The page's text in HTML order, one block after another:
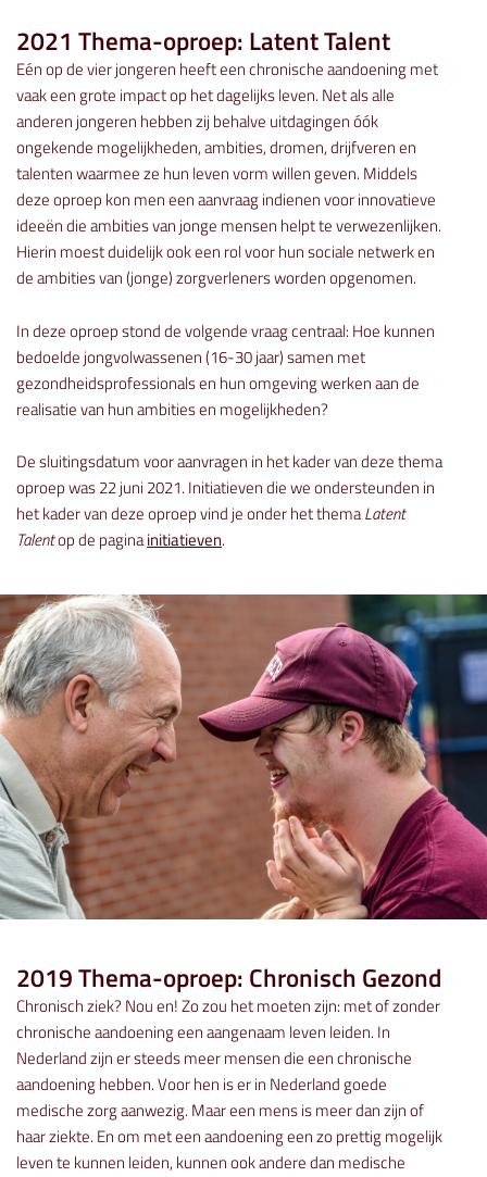
2021 Thema-oproep: Latent Talent
Eén op de vier jongeren heeft een chronische aandoening met
vaak een grote impact op het dagelijks leven. Net als alle
anderen jongeren hebben zij behalve uitdagingen óók
ongekende mogelijkheden, ambities, dromen, drijfveren en
talenten waarmee ze hun leven vorm willen geven. Middels
deze oproep kon men een aanvraag indienen voor innovatieve
ideeën die ambities van jonge mensen helpt te verwezenlijken.
Hierin moest duidelijk ook een rol voor hun sociale netwerk en
de ambities van (jonge) zorgverleners worden opgenomen.
In deze oproep stond de volgende vraag centraal: Hoe kunnen
bedoelde jongvolwassenen (16-30 jaar) samen met
gezondheidsprofessionals en hun omgeving werken aan de
realisatie van hun ambities en mogelijkheden?
De sluitingsdatum voor aanvragen in het kader van deze thema
oproep was 22 juni 2021. Initiatieven die we ondersteunden in
het kader van deze oproep vind je onder het themaLatent
Talentop de paginainitiatieven.
2019 Thema-oproep: Chronisch Gezond
Chronisch ziek? Nou en! Zo zou het moeten zijn: met of zonder
chronische aandoening een aangenaam leven leiden. In
Nederland zijn er steeds meer mensen die een chronische
aandoening hebben. Voor hen is er in Nederland goede
medische zorg aanwezig. Maar een mens is meer dan zijn of
haar ziekte. En om met een aandoening een zo prettig mogelijk
leven te kunnen leiden, kunnen ook andere dan medische